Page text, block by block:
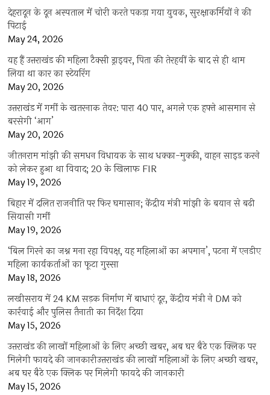
देहरादून के दून अस्पताल में चोरी करते पकड़ा गया युवक, सुरक्षाकर्मियों ने की
पिटाई
May 24, 2026
यह हैं उत्तराखंड की महिला टैक्सी ड्राइवर, पिता की तेरहवीं के बाद से ही थाम
लिया था कार का स्टेयरिंग
May 20, 2026
उत्तराखंड में गर्मी के खतरनाक तेवर: पारा 40 पार, अगले एक हफ्ते आसमान से
बरसेगी ‘आग’
May 20, 2026
जीतनराम मांझी की समधन विधायक के साथ धक्का-मुक्की, वाहन साइड करने
को लेकर हुआ था विवाद; 20 के खिलाफ FIR
May 19, 2026
बिहार में दलित राजनीति पर फिर घमासान; केंद्रीय मंत्री मांझी के बयान से बढ़ी
सियासी गर्मी
May 19, 2026
‘बिल गिरने का जश्न मना रहा विपक्ष, यह महिलाओं का अपमान’, पटना में एनडीए
महिला कार्यकर्ताओं का फूटा गुस्सा
May 18, 2026
लखीसराय में 24 KM सड़क निर्माण में बाधाएं दूर, केंद्रीय मंत्री ने DM को
कार्रवाई और पुलिस तैनाती का निर्देश दिया
May 15, 2026
उत्तराखंड की लाखों महिलाओं के लिए अच्छी खबर, अब घर बैठे एक क्लिक पर
मिलेगी फायदे की जानकारीउत्तराखंड की लाखों महिलाओं के लिए अच्छी खबर,
अब घर बैठे एक क्लिक पर मिलेगी फायदे की जानकारी
May 15, 2026